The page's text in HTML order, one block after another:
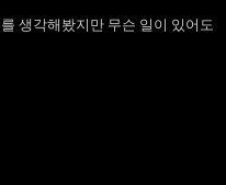
생각해봤지만 무슨 일이 있어도